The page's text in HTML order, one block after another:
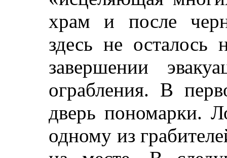
храм и после
здесь не
завершении
ограбления. В
дверь пономарки.
одному из